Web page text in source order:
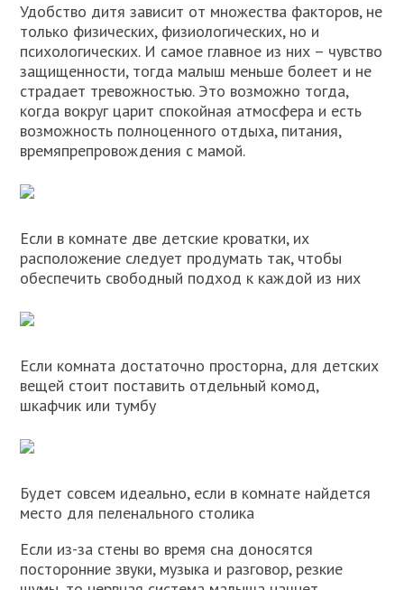
Удобство дитя зависит от множества факторов, не
только физических, физиологических, но и
психологических. И самое главное из них – чувство
защищенности, тогда малыш меньше болеет и не
страдает тревожностью. Это возможно тогда,
когда вокруг царит спокойная атмосфера и есть
возможность полноценного отдыха, питания,
времяпрепровождения с мамой.
Если в комнате две детские кроватки, их
расположение следует продумать так, чтобы
обеспечить свободный подход к каждой из них
Если комната достаточно просторна, для детских
вещей стоит поставить отдельный комод,
шкафчик или тумбу
Будет совсем идеально, если в комнате найдется
место для пеленального столика
Если из-за стены во время сна доносятся
посторонние звуки, музыка и разговор, резкие